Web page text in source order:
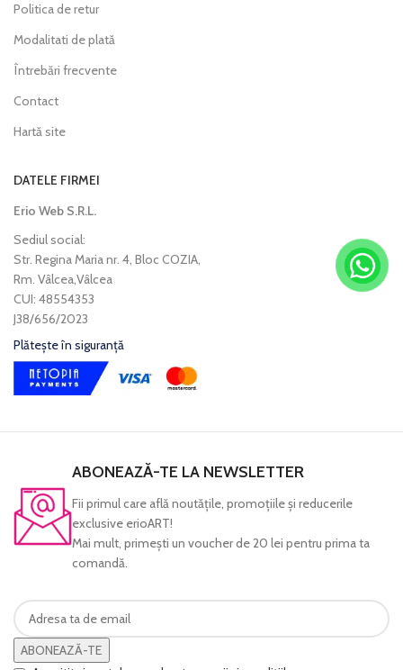
Politica de retur
Modalitati de plată
Întrebări frecvente
Contact
Hartă site
DATELE FIRMEI
Erio Web S.R.L.
Sediul social:
Str. Regina Maria nr. 4, Bloc COZIA,
Rm. Vâlcea,Vâlcea
CUI: 48554353
J38/656/2023
Plătește în siguranță
ABONEAZĂ-TE LA NEWSLETTER
Fii primul care află noutăţile, promoţiile şi reducerile
exclusive erioART!
Mai mult, primeşti un voucher de 20 lei pentru prima ta
comandă.
ABONEAZĂ-TE